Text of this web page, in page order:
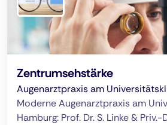
Zentrumsehstärke
Augenarztpraxis am
Moderne Augenarztpraxis am
Hamburg: Prof. Dr. S. Linke & Priv.-